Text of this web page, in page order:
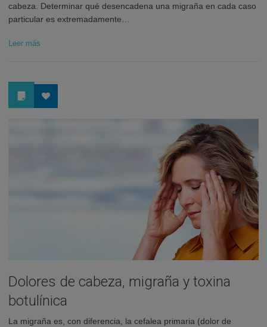
cabeza. Determinar qué desencadena una migraña en cada caso
particular es extremadamente…
Leer más
Dolores de cabeza, migraña y toxina
botulínica
La migraña es, con diferencia, la cefalea primaria (dolor de